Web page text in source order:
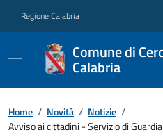
Regione Calabria
Comune di
Calabria
Home / Novità / Notizie /
Avviso ai cittadini - Servizio di